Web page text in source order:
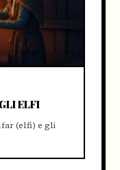
ELFI
(elfi) e gli